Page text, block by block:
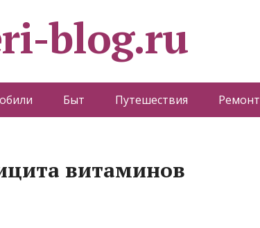
blog.ru
Быт Путешествия Ремонт
витаминов